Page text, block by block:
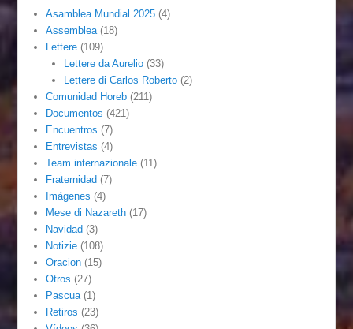
Asamblea Mundial 2025 (4)
Assemblea(18)
Lettere (109)
Lettere da Aurelio(33)
Lettere di Carlos Roberto(2)
Comunidad Horeb (211)
Documentos (421)
Encuentros (7)
Entrevistas (4)
Team internazionale (11)
Fraternidad (7)
Imágenes (4)
Mese di Nazareth (17)
Navidad (3)
Notizie (108)
Oracion (15)
Otros (27)
Pascua(1)
Retiros (23)